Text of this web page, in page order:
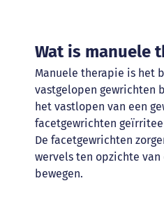
Wat is manuele
Manuele therapie is het
vastgelopen gewrichten
het vastlopen van een
facetgewrichten
De facetgewrichten
wervels ten opzichte
bewegen.